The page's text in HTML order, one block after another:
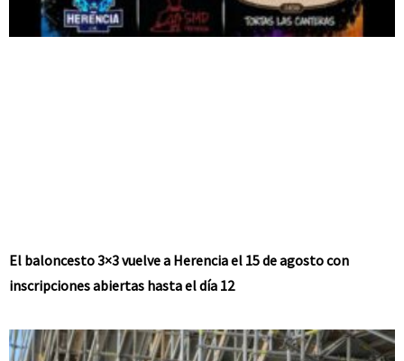
El baloncesto 3×3 vuelve a Herencia el 15 de agosto con
inscripciones abiertas hasta el día 12